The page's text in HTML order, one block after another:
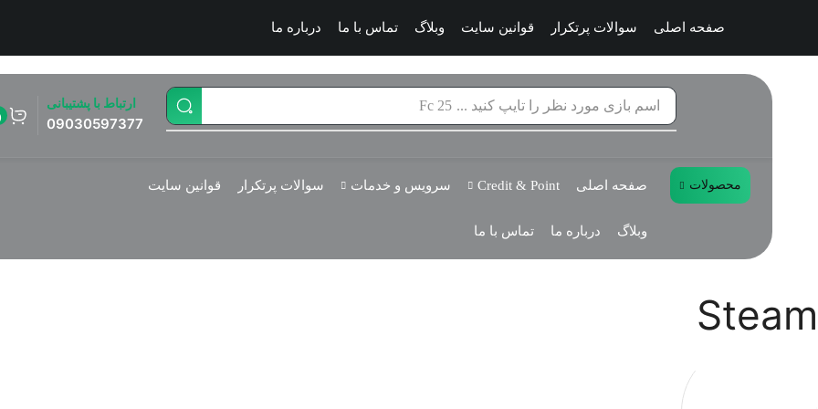
صفحه اصلی سوالات پرتکرار قوانین سایت وبلاگ تماس با ما درباره ما
اسم بازی مورد نظر را تایپ کنید ... Fc 25 ارتباط با پشتیبانی
09030597377
محصولات صفحه اصلی Credit & Point سرویس و خدمات سوالات پرتکرار قوانین سایت
وبلاگ درباره ما تماس با ما
Steam